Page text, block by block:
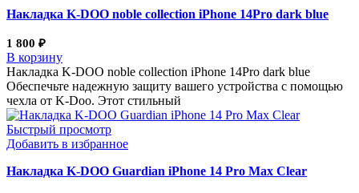
Накладка K-DOO noble collection iPhone 14Pro dark blue
1 800 ₽
В корзину
Накладка K-DOO noble collection iPhone 14Pro dark blue
Обеспечьте надежную защиту вашего устройства с помощью
чехла от K-Doo. Этот стильный
Быстрый просмотр
Добавить в избранное
Накладка K-DOO Guardian iPhone 14 Pro Max Clear